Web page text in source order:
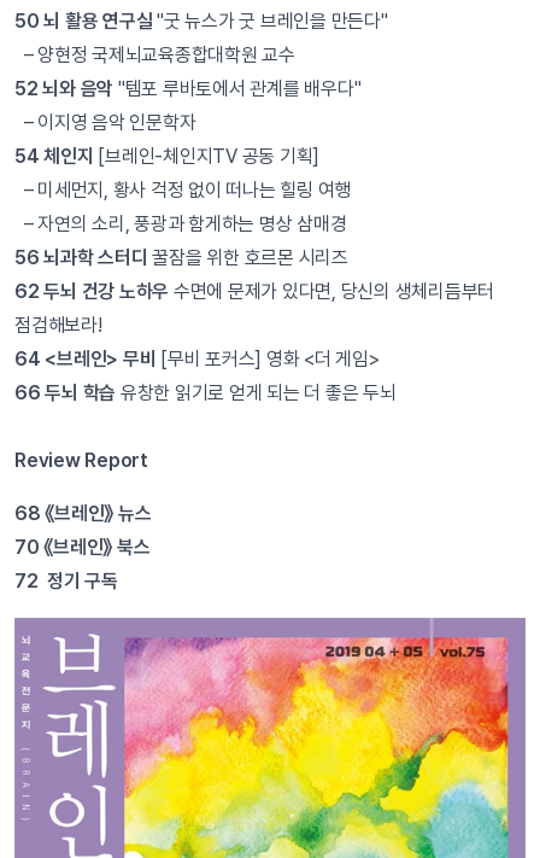
50 뇌 활용 연구실 "굿 뉴스가 굿 브레인을 만든다"
– 양현정 국제뇌교육종합대학원 교수
52 뇌와 음악 "템포 루바토에서 관계를 배우다"
– 이지영 음악 인문학자
54 체인지 [브레인-체인지TV 공동 기획]
– 미세먼지, 황사 걱정 없이 떠나는 힐링 여행
– 자연의 소리, 풍광과 함게하는 명상 삼매경
56 뇌과학 스터디 꿀잠을 위한 호르몬 시리즈
62 두뇌 건강 노하우 수면에 문제가 있다면, 당신의 생체리듬부터
점검해보라!
64 <브레인> 무비
[무비 포커스] 영화 <더 게임>
66 두뇌 학습 유창한 읽기로 얻게 되는 더 좋은 두뇌
Review Report
68 《브레인》 뉴스
70 《브레인》 북스
72 정기 구독